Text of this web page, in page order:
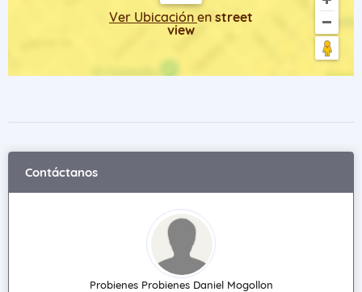
Ver Ubicación en street
view
Contáctanos
Probienes Probienes Daniel Mogollon